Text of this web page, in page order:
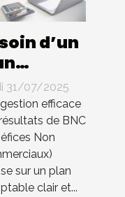
d’un
BNC ?
4
de
!
31/07/2025
efficace
de BNC
Non
sur un plan
clair et...